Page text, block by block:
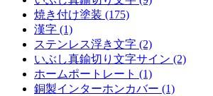
焼き付け塗装 (175)
漢字 (1)
ステンレス浮き文字 (2)
いぶし真鍮切り文字サイン (2)
ホームポートレート (1)
銅製インターホンカバー (1)